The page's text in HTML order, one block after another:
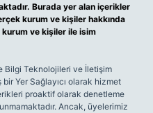
Burada yer alan içerikler
kurum ve kişiler hakkında
kurum ve kişiler ile isim
Bilgi Teknolojileri ve İletişim
Yer Sağlayıcı olarak hizmet
proaktif olarak denetleme
Ancak, üyelerimiz